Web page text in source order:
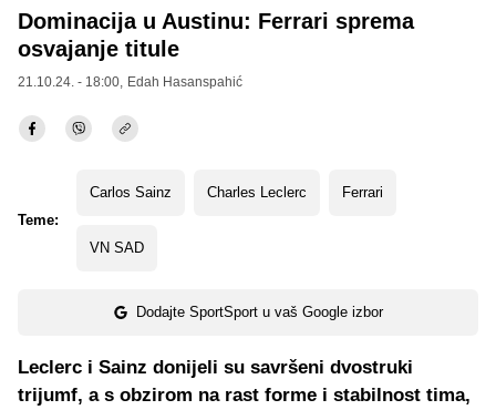
Dominacija u Austinu: Ferrari sprema
osvajanje titule
21.10.24. - 18:00, Edah Hasanspahić
Teme:
Carlos Sainz Charles Leclerc Ferrari
VN SAD
Dodajte SportSport u vaš Google izbor
Leclerc i Sainz donijeli su savršeni dvostruki
trijumf, a s obzirom na rast forme i stabilnost tima,